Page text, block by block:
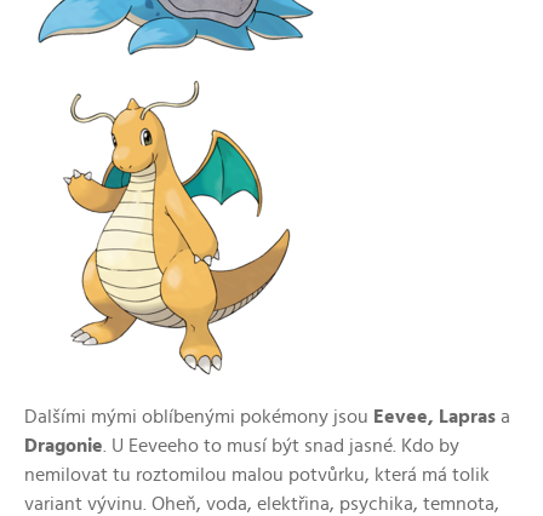
Dalšími mými oblíbenými pokémony jsou Eevee, Lapras a
Dragonie. U Eeveeho to musí být snad jasné. Kdo by
nemilovat tu roztomilou malou potvůrku, která má tolik
variant vývinu. Oheň, voda, elektřina, psychika, temnota,